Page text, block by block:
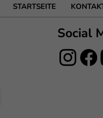
STARTSEITE
Social